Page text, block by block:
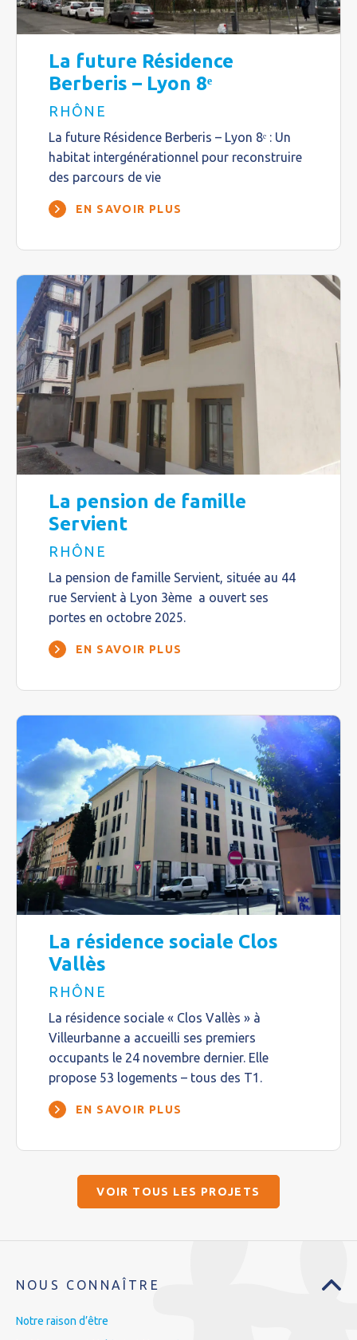
La future Résidence
Berberis – Lyon 8ᵉ
RHÔNE
La future Résidence Berberis – Lyon 8ᵉ : Un
habitat intergénérationnel pour reconstruire
des parcours de vie
EN SAVOIR PLUS
La pension de famille
Servient
RHÔNE
La pension de famille Servient, située au 44
rue Servient à Lyon 3ème a ouvert ses
portes en octobre 2025.
EN SAVOIR PLUS
La résidence sociale Clos
Vallès
RHÔNE
La résidence sociale « Clos Vallès » à
Villeurbanne a accueilli ses premiers
occupants le 24 novembre dernier. Elle
propose 53 logements – tous des T1.
EN SAVOIR PLUS
VOIR TOUS LES PROJETS
NOUS CONNAÎTRE
Notre raison d’être